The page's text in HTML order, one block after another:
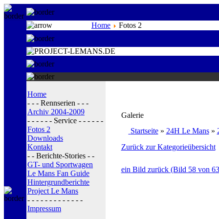
Home Fotos 2
Home
- - - Rennserien - - -
Archiv 2004-2009
- - - - - - Service - - - - - -
Fotos 2
Downloads
Kontakt
- - Berichte-Stories - -
GT- und Sportwagen
Le Mans Fan Guide
Hintergrundberichte
Project Le Mans
- - - - - - - - - - - - -
Impressum
Galerie
Startseite» 24H Le Mans»
Zurück zur Kategorieübersicht
ein Bild zurück (Bild 58 von